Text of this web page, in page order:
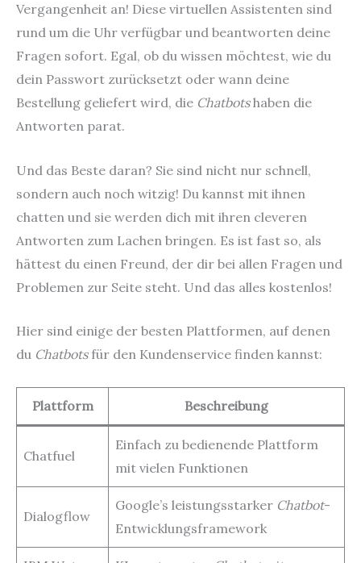
Vergangenheit an! Diese virtuellen Assistenten sind
rund um die Uhr verfügbar und beantworten deine
Fragen sofort. Egal, ob du wissen möchtest, wie du
dein Passwort zurücksetzt oder wann deine
Bestellung geliefert wird, die Chatbotshaben die
Antworten parat.
Und das Beste daran? Sie sind nicht nur schnell,
sondern auch noch witzig! Du kannst mit ihnen
chatten und sie werden dich mit ihren cleveren
Antworten zum Lachen bringen. Es ist fast so, als
hättest du einen Freund, der dir bei allen Fragen und
Problemen zur Seite steht. Und das alles kostenlos!
Hier sind einige der besten Plattformen, auf denen
du Chatbotsfür den Kundenservice finden kannst:
Plattform Beschreibung
Chatfuel
Einfach zu bedienende Plattform
mit vielen Funktionen
Dialogflow
Google’s leistungsstarker Chatbot-
Entwicklungsframework